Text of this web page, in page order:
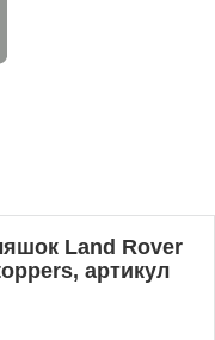
Land Rover
артикул